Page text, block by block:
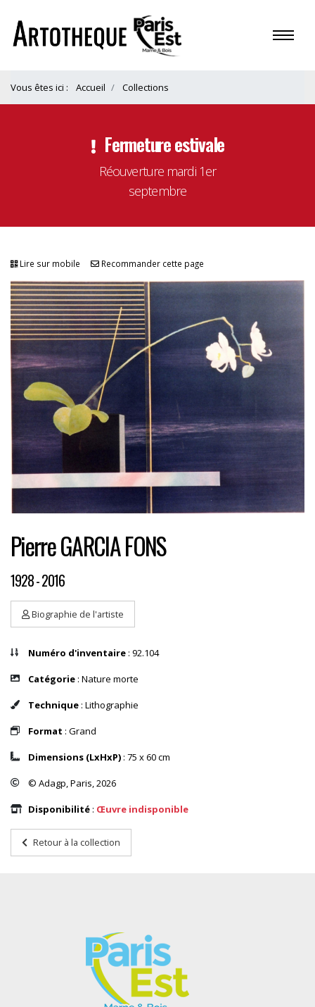
Vous êtes ici : Accueil Collections
Fermeture estivale
Réouverture mardi 1er
septembre
Lire sur mobile Recommander cette page
Pierre GARCIA FONS
1928 - 2016
Biographie de l'artiste
Numéro d'inventaire : 92.104
Catégorie : Nature morte
Technique : Lithographie
Format : Grand
Dimensions (LxHxP) : 75 x 60 cm
© Adagp, Paris, 2026
Disponibilité : Œuvre indisponible
Retour à la collection